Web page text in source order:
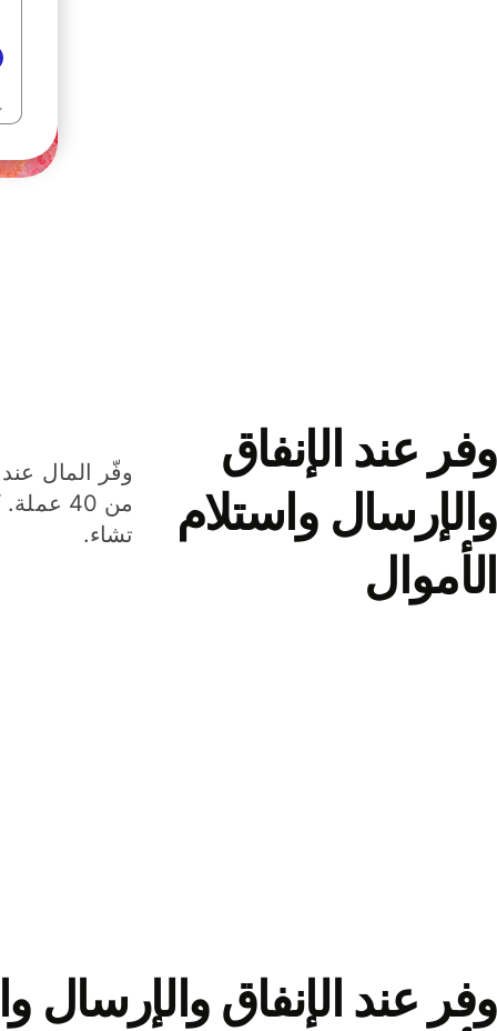
وفر عند الإنفاق
والإرسال واستلام
الأموال
وفّر المال عند
من 40
تشاء.
وفر عند الإنفاق والإرسال